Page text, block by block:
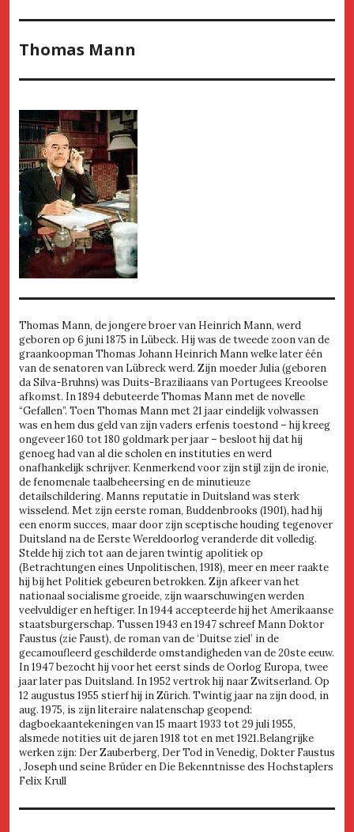
Thomas Mann
Thomas Mann, de jongere broer van Heinrich Mann, werd
geboren op 6 juni 1875 in Lübeck. Hij was de tweede zoon van de
graankoopman Thomas Johann Heinrich Mann welke later één
van de senatoren van Lübreck werd. Zijn moeder Julia (geboren
da Silva-Bruhns) was Duits-Braziliaans van Portugees Kreoolse
afkomst. In 1894 debuteerde Thomas Mann met de novelle
“Gefallen”. Toen Thomas Mann met 21 jaar eindelijk volwassen
was en hem dus geld van zijn vaders erfenis toestond – hij kreeg
ongeveer 160 tot 180 goldmark per jaar – besloot hij dat hij
genoeg had van al die scholen en instituties en werd
onafhankelijk schrijver. Kenmerkend voor zijn stijl zijn de ironie,
de fenomenale taalbeheersing en de minutieuze
detailschildering. Manns reputatie in Duitsland was sterk
wisselend. Met zijn eerste roman, Buddenbrooks (1901), had hij
een enorm succes, maar door zijn sceptische houding tegenover
Duitsland na de Eerste Wereldoorlog veranderde dit volledig.
Stelde hij zich tot aan de jaren twintig apolitiek op
(Betrachtungen eines Unpolitischen, 1918), meer en meer raakte
hij bij het Politiek gebeuren betrokken. Zijn afkeer van het
nationaal socialisme groeide, zijn waarschuwingen werden
veelvuldiger en heftiger. In 1944 accepteerde hij het Amerikaanse
staatsburgerschap. Tussen 1943 en 1947 schreef Mann Doktor
Faustus (zie Faust), de roman van de ‘Duitse ziel’ in de
gecamoufleerd geschilderde omstandigheden van de 20ste eeuw.
In 1947 bezocht hij voor het eerst sinds de Oorlog Europa, twee
jaar later pas Duitsland. In 1952 vertrok hij naar Zwitserland. Op
12 augustus 1955 stierf hij in Zürich. Twintig jaar na zijn dood, in
aug. 1975, is zijn literaire nalatenschap geopend:
dagboekaantekeningen van 15 maart 1933 tot 29 juli 1955,
alsmede notities uit de jaren 1918 tot en met 1921.Belangrijke
werken zijn: Der Zauberberg, Der Tod in Venedig, Dokter Faustus
, Joseph und seine Brüder en Die Bekenntnisse des Hochstaplers
Felix Krull